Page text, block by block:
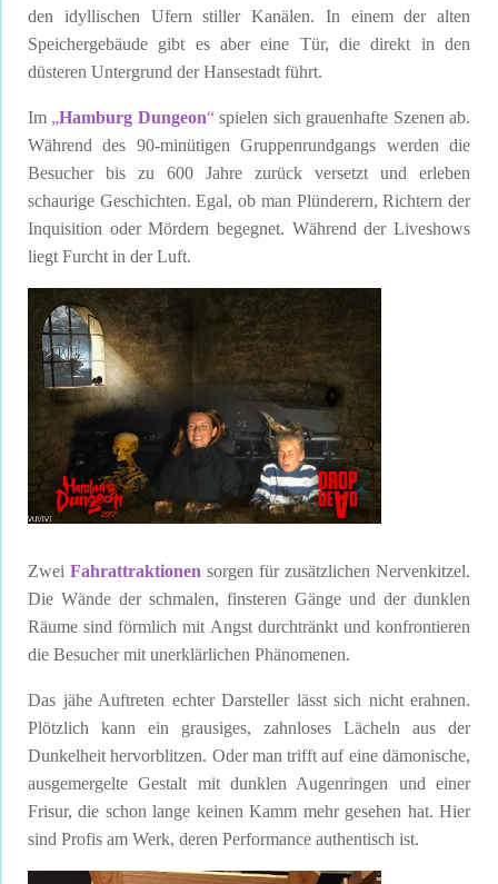
den idyllischen Ufern stiller Kanälen. In einem der alten
Speichergebäude gibt es aber eine Tür, die direkt in den
düsteren Untergrund der Hansestadt führt.
Im „Hamburg Dungeon“spielen sich grauenhafte Szenen ab.
Während des 90-minütigen Gruppenrundgangs werden die
Besucher bis zu 600 Jahre zurück versetzt und erleben
schaurige Geschichten. Egal, ob man Plünderern, Richtern der
Inquisition oder Mördern begegnet. Während der Liveshows
liegt Furcht in der Luft.
Zwei Fahrattraktionen sorgen für zusätzlichen Nervenkitzel.
Die Wände der schmalen, finsteren Gänge und der dunklen
Räume sind förmlich mit Angst durchtränkt und konfrontieren
die Besucher mit unerklärlichen Phänomenen.
Das jähe Auftreten echter Darsteller lässt sich nicht erahnen.
Plötzlich kann ein grausiges, zahnloses Lächeln aus der
Dunkelheit hervorblitzen. Oder man trifft auf eine dämonische,
ausgemergelte Gestalt mit dunklen Augenringen und einer
Frisur, die schon lange keinen Kamm mehr gesehen hat. Hier
sind Profis am Werk, deren Performance authentisch ist.